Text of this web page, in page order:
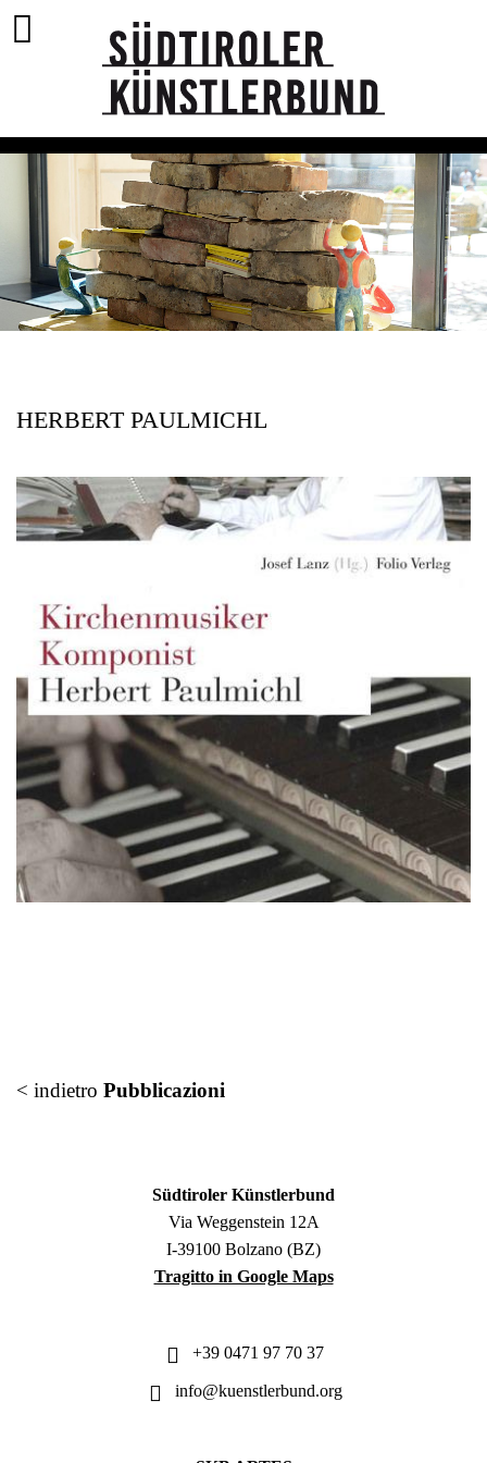
HERBERT PAULMICHL
< indietro Pubblicazioni
Südtiroler Künstlerbund
Via Weggenstein 12A
I-39100 Bolzano (BZ)
Tragitto in Google Maps
+39 0471 97 70 37
info@kuenstlerbund.org